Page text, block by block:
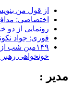
از قول من
اختصاصی:
رونمایی از دو
فوری: جواد
۱۴۹مین شب
خونخواهی رهبر
مدیر :